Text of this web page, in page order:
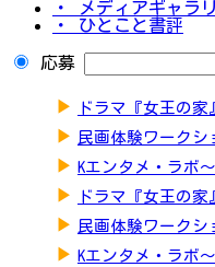
・ メディアギャラ
・ ひとこと書評
応募
▶ ドラマ『女王の
▶ 民画体験ワーク
▶ Kエンタメ・ラボ
▶ ドラマ『女王の
▶ 民画体験ワーク
▶ Kエンタメ・ラボ